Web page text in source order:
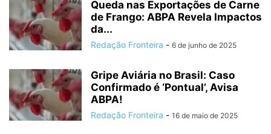
Queda nas Exportações de Carne
de Frango: ABPA Revela Impactos
da...
Redação Fronteira - 6 de junho de 2025
Gripe Aviária no Brasil: Caso
Confirmado é ‘Pontual’, Avisa
ABPA!
Redação Fronteira - 16 de maio de 2025